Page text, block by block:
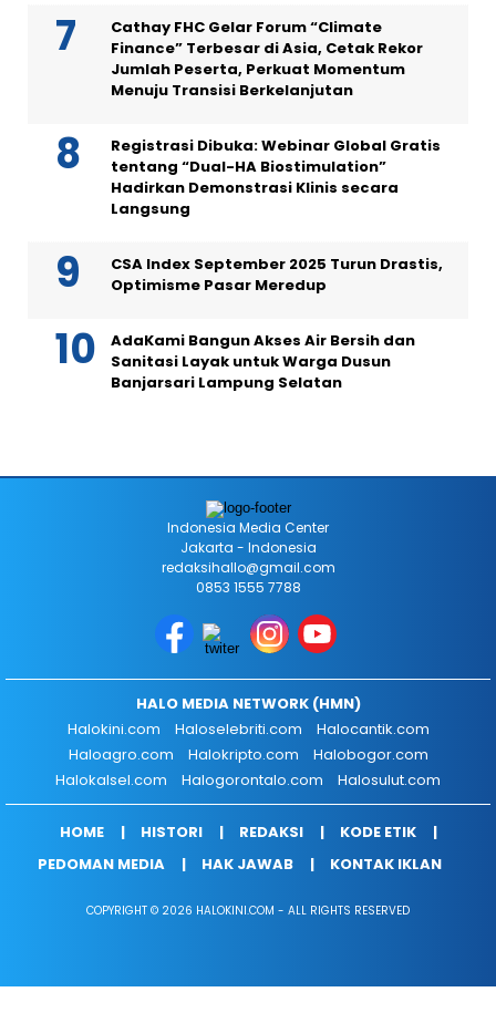
Cathay FHC Gelar Forum “Climate
Finance” Terbesar di Asia, Cetak Rekor
Jumlah Peserta, Perkuat Momentum
Menuju Transisi Berkelanjutan
Registrasi Dibuka: Webinar Global Gratis
tentang “Dual-HA Biostimulation”
Hadirkan Demonstrasi Klinis secara
Langsung
CSA Index September 2025 Turun Drastis,
Optimisme Pasar Meredup
AdaKami Bangun Akses Air Bersih dan
Sanitasi Layak untuk Warga Dusun
Banjarsari Lampung Selatan
Indonesia Media Center
Jakarta - Indonesia
redaksihallo@gmail.com
0853 1555 7788
HALO MEDIA NETWORK (HMN)
Halokini.com
Haloselebriti.com
Halocantik.com
Haloagro.com
Halokripto.com
Halobogor.com
Halokalsel.com
Halogorontalo.com Halosulut.com
HOME HISTORI REDAKSI
KODE ETIK
PEDOMAN MEDIA
HAK JAWAB KONTAK IKLAN
COPYRIGHT © 2026 HALOKINI.COM - ALL RIGHTS RESERVED